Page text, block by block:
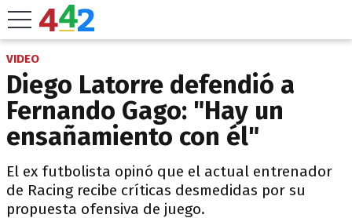
VIDEO
Diego Latorre defendió a
Fernando Gago: "Hay un
ensañamiento con él"
El ex futbolista opinó que el actual entrenador
de Racing recibe críticas desmedidas por su
propuesta ofensiva de juego.